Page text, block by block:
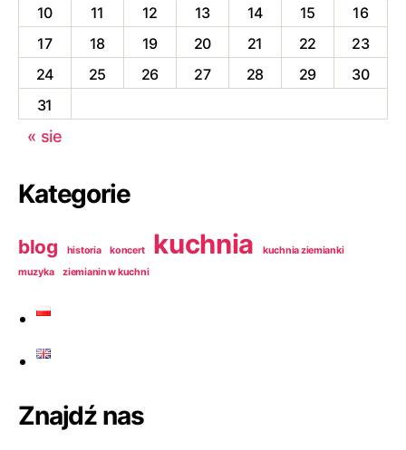
10
11 12 13 14 15
16
17
18 19 20 21 22
23
24
25 26 27 28 29
30
31
« sie
Kategorie
blog historia koncert kuchnia
kuchnia ziemianki
muzyka
ziemianin w kuchni
Znajdź nas